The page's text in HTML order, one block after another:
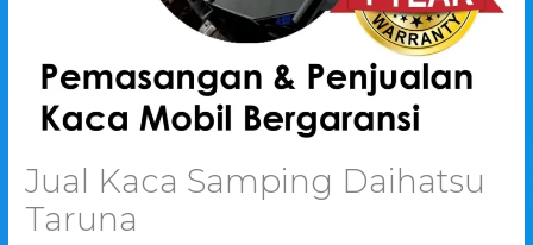
Jual Kaca Samping Daihatsu
Taruna